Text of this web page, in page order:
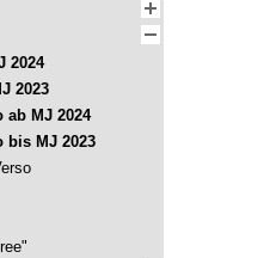
2024
2023
ab MJ 2024
bis MJ 2023